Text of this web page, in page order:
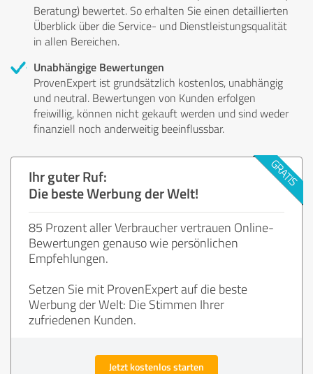
Beratung) bewertet. So erhalten Sie einen detaillierten
Überblick über die Service- und Dienstleistungsqualität
in allen Bereichen.
Unabhängige Bewertungen
ProvenExpert ist grundsätzlich kostenlos, unabhängig
und neutral. Bewertungen von Kunden erfolgen
freiwillig, können nicht gekauft werden und sind weder
finanziell noch anderweitig beeinflussbar.
Ihr guter Ruf:
Die beste Werbung der Welt!
85 Prozent aller Verbraucher vertrauen Online-
Bewertungen genauso wie persönlichen
Empfehlungen.
Setzen Sie mit ProvenExpert auf die beste
Werbung der Welt: Die Stimmen Ihrer
zufriedenen Kunden.
Jetzt kostenlos starten